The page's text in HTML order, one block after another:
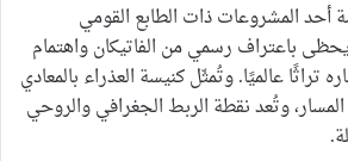
أحد المشروعات ذات الطابع القومي
باعتراف رسمي من الفاتيكان واهتمام
تراثًا عالميًا. وتُمثّل كنيسة العذراء بالمعادي
وتُعد نقطة الربط الجغرافي والروحي